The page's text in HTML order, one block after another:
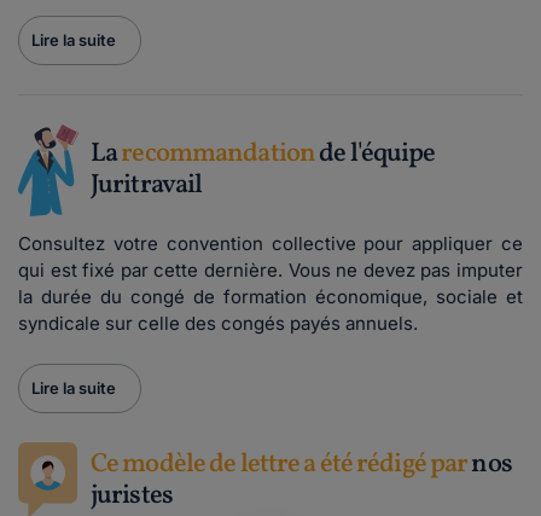
Lire la suite
Larecommandationde l'équipe
Juritravail
Consultez votre convention collective pour appliquer ce
qui est fixé par cette dernière. Vous ne devez pas imputer
la durée du congé de formation économique, sociale et
syndicale sur celle des congés payés annuels.
Lire la suite
Ce modèle de lettre a été rédigé parnos
juristes